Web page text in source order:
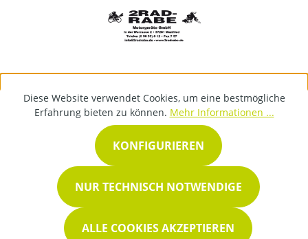
Diese Website verwendet Cookies, um eine bestmögliche
Erfahrung bieten zu können. Mehr Informationen ...
NUR TECHNISCH NOTWENDIGE
KONFIGURIEREN
ALLE COOKIES AKZEPTIEREN